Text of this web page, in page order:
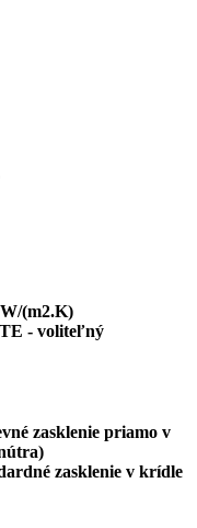
(m2.K)
- voliteľný
zasklenie priamo v
zasklenie v krídle